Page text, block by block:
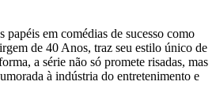
papéis em comédias de sucesso como
de 40 Anos, traz seu estilo único de
a série não só promete risadas, mas
à indústria do entretenimento e